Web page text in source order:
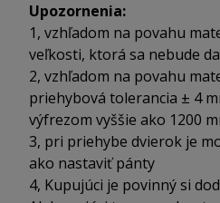
Upozornenia:
1, vzhľadom na povahu
veľkosti, ktorá sa nebude
2, vzhľadom na povahu
priehybová tolerancia ± 4
výfrezom vyššie ako 1200
3, pri priehybe dvierok je
ako nastaviť pánty
4, Kupujúci je povinný si